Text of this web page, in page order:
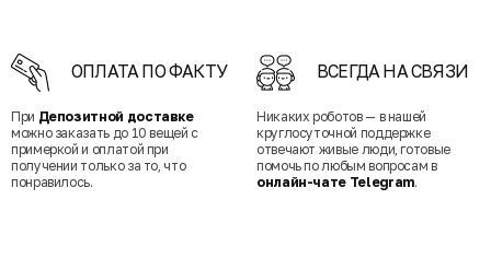
ОПЛАТА ПО ФАКТУ
При Депозитной доставке
можно заказать до 10 вещей с
примеркой и оплатой при
получении только за то, что
понравилось.
ВСЕГДА НА СВЯЗИ
Никаких роботов — в нашей
круглосуточной поддержке
отвечают живые люди, готовые
помочь по любым вопросам в
онлайн-чате Telegram.